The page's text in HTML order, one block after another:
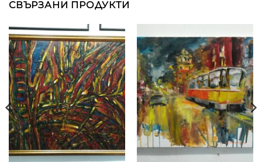
СВЪРЗАНИ ПРОДУКТИ